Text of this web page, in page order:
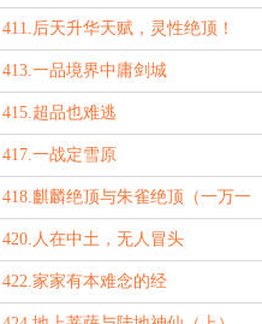
章节，一万两千字）
411.后天升华天赋，灵性绝顶！
（万字三合一大章节）
413.一品境界中庸剑城
415.超品也难逃
417.一战定雪原
418.麒麟绝顶与朱雀绝顶（一万一
千字，三合一大章节）
420.人在中土，无人冒头
422.家家有本难念的经